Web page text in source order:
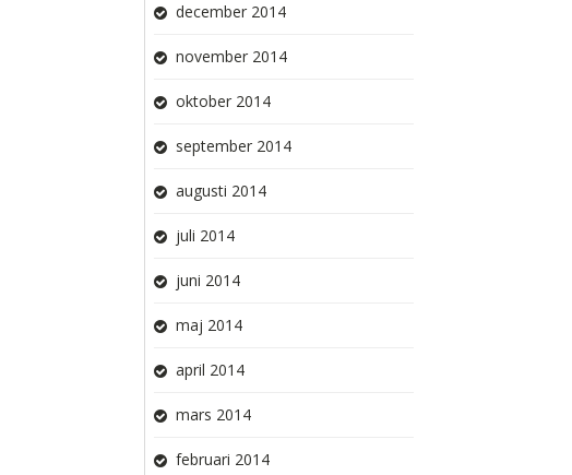
december 2014
november 2014
oktober 2014
september 2014
augusti 2014
juli 2014
juni 2014
maj 2014
april 2014
mars 2014
februari 2014